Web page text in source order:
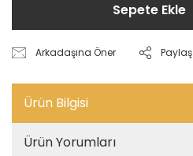
Sepete Ekle
Arkadaşına Öner Paylaş
Ürün Bilgisi
Ürün Yorumları